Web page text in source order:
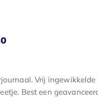
Vrij
Best een